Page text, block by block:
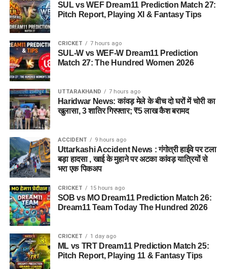
जेल नहीं, रेजिडेंशियल कॉम्प्लेक्स जैसा
होगा माहौल
आलंबन गांव की सबसे खास बात यही होगी कि यहां रहने वाली महिलाओं
और बच्चों को यह महसूस न हो कि वे किसी जेल या बंद संस्थान में रह रहे
किया जाएगा, जहां सुरक्षा के साथ रहने, पढ़ाई, दैनिक जीवन और सामाजिक
विकास से जुड़ी सुविधाएं उपलब्ध होंगी।
परिसर को आधुनिक सुविधाओं से लैस करने की योजना है। यहां आंगनबाड़ी
केंद्र भी खोले जाएंगे। जरूरत पड़ने पर प्राथमिक विद्यालय की सुविधा भी
उपलब्ध कराई जा सकती है। इस पहल का मकसद सिर्फ महिलाओं और
बच्चों को रहने की जगह देना नहीं, बल्कि उन्हें ऐसा वातावरण उपलब्ध कराना
SUL vs WEF Dream11 Prediction Match 27:
Pitch Report, Playing XI & Fantasy Tips
CRICKET 7 hours ago
SUL-W vs WEF-W Dream11 Prediction
Match 27: The Hundred Women 2026
UTTARAKHAND 7 hours ago
Haridwar News: कांवड़ मेले के बीच दो घरों में चोरी का
खुलासा, 3 शातिर गिरफ्तार; ₹5 लाख कैश बरामद
ACCIDENT 9 hours ago
Uttarkashi Accident News : गंगोत्री हाईवे पर टला
बड़ा हादसा , खाई के मुहाने पर अटका कांवड़ यात्रियों से
भरा एक पिकअप
CRICKET 15 hours ago
SOB vs MO Dream11 Prediction Match 26:
Dream11 Team Today The Hundred 2026
CRICKET 1 day ago
ML vs TRT Dream11 Prediction Match 25:
Pitch Report, Playing 11 & Fantasy Tips